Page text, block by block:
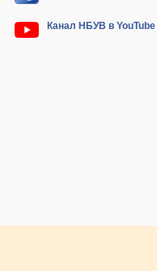
Канал НБУВ в YouTube